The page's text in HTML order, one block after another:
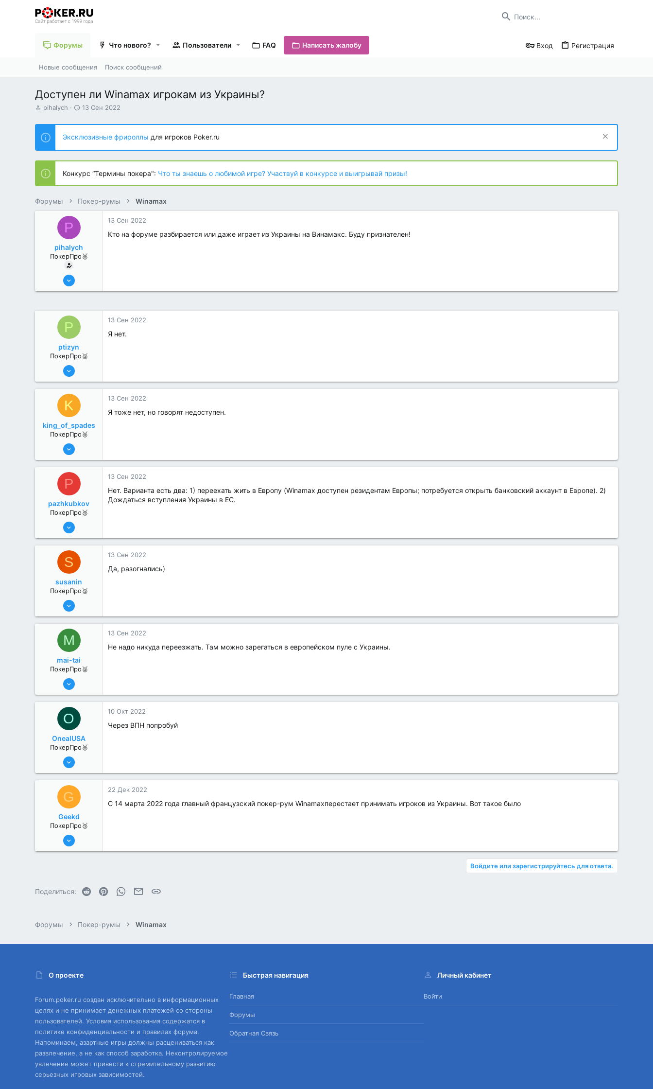
Форумы Что нового? Пользователи FAQ Написать жалобу Вход Регистрация
Новые сообщения Поиск сообщений
Доступен ли Winamax игрокам из Украины?
А
т
о
р
т
е
м
ы
pihalych
Д
т
н
а
ч
л
а
13 Сен 2022
Эксклюзивные фрироллы для игроков Poker.ru
Конкурс “Термины покера": Что ты знаешь о любимой игре? Участвуй в конкурсе и выигрывай призы!
Форумы Покер-румы Winamax
P
pihalych
ПокерПро🥈
6 Июн 2022
13 Сен 2022
Кто на форуме разбирается или даже играет из Украины на Винамакс. Буду признателен!
P
ptizyn
ПокерПро🥈
6 Июн 2022
0
13 Сен 2022
Я нет.
K
king_of_spades
ПокерПро🥈
6 Июн 2022
0
13 Сен 2022
Я тоже нет, но говорят недоступен.
P
pazhkubkov
ПокерПро🥈
6 Июн 2022
0
13 Сен 2022
Нет. Варианта есть два: 1) переехать жить в Европу (Winamax доступен резидентам Европы; потребуется открыть банковский аккаунт в Европе). 2)
Дождаться вступления Украины в ЕС.
S
susanin
ПокерПро🥈
6 Июн 2022
1
13 Сен 2022
Да, разогнались)
M
mai-tai
ПокерПро🥈
6 Июн 2022
0
13 Сен 2022
Не надо никуда переезжать. Там можно зарегаться в европейском пуле с Украины.
O
OnealUSA
ПокерПро🥈
13 Июн 2022
2
10 Окт 2022
Через ВПН попробуй
G
Geekd
ПокерПро🥉
11 Авг 2022
22 Дек 2022
С 14 марта 2022 года главный французский покер-рум Winamaxперестает принимать игроков из Украины. Вот такое было
Войдите или зарегистрируйтесь для ответа.
Поделиться: Reddit PinterestWhatsAppЭлектронная почта
Форумы Покер-румы Winamax
О проекте
Forum.poker.ru создан исключительно в информационных
целях и не принимает денежных платежей со стороны
пользователей. Условия использования содержатся в
политике конфиденциальности и правилах форума.
Напоминаем, азартные игры должны расцениваться как
развлечение, а не как способ заработка. Неконтролируемое
увлечение может привести к стремительному развитию
серьезных игровых зависимостей.
Быстрая навигация
Главная
Форумы
Обратная Связь
Личный кабинет
Войти